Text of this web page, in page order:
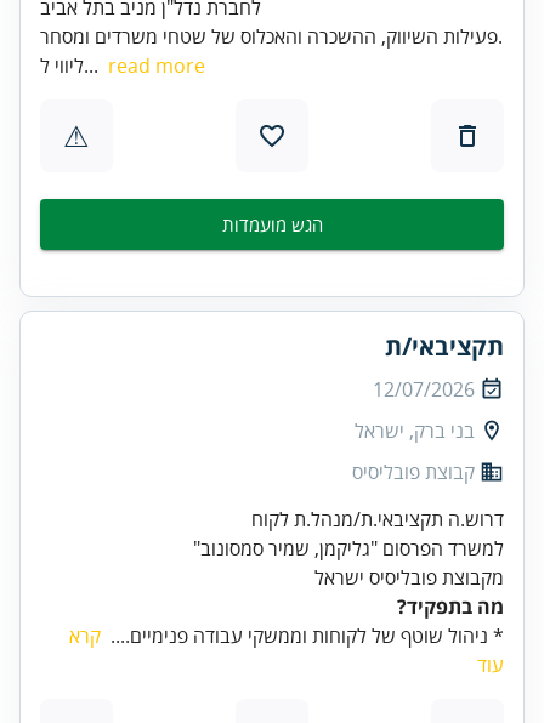
לחברת נדל"ן מניב בתל אביב
פעילות השיווק, ההשכרה והאכלוס של שטחי משרדים ומסחר.
ליווי ל... read more
⚠
הגש מועמדות
תקציבאי/ת
12/07/2026
בני ברק, ישראל
קבוצת פובליסיס
מקבוצת פובליסיס ישראל
מה בתפקיד?
* ניהול שוטף של לקוחות וממשקי עבודה פנימיים.... קרא
עוד